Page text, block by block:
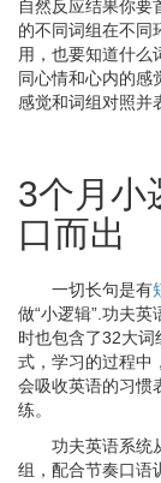
自然反应结果你要
的不同词组在不同
用，也要知道什么
同心情和心内的感
感觉和词组对照并
3个月小
口而出
一切长句是有
做“小逻辑”.功夫英
时也包含了32大
式，学习的过程中
会吸收英语的习惯
练。
功夫英语系统
组，配合节奏口语